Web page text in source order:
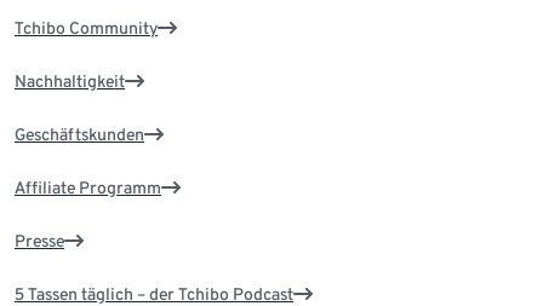
Tchibo Community
Nachhaltigkeit
Geschäftskunden
Affiliate Programm
Presse
5 Tassen täglich – der Tchibo Podcast